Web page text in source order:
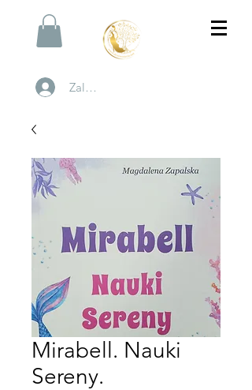
Zaloguj się
Mirabell. Nauki
Sereny.